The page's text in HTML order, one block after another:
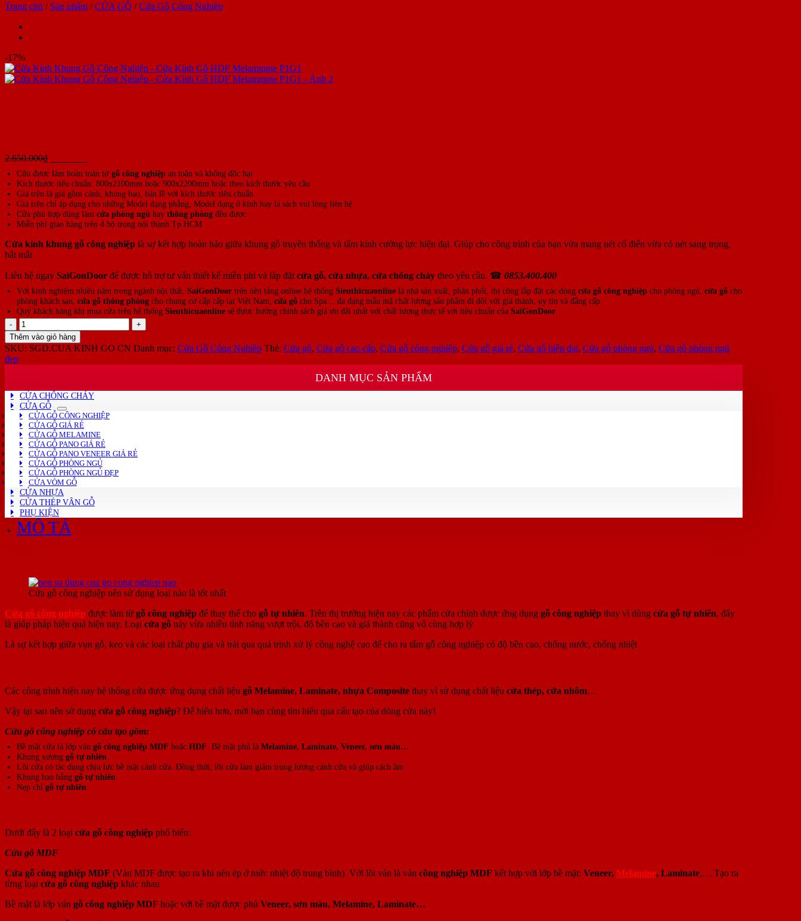
Trang chủ / Sản phẩm / CỬA GỖ / Cửa Gỗ Công Nghiệp
-17%
2.650.000₫
gốc
là:
2.650.000₫.
hiện
tại
là:
2.200.000₫.
Cửa được làm hoàn toàn từ gỗ công nghiệp an toàn và không độc hại
Kích thước tiêu chuẩn: 800x2100mm hoặc 900x2200mm hoặc theo kích thước yêu cầu
Giá trên là giá gồm cánh, khung bao, bản lề với kích thước tiêu chuẩn
Giá trên chỉ áp dụng cho những Model dạng phẳng, Model dạng ô kính hay lá sách vui lòng liên hệ
Cửa phù hợp dùng làm cửa phòng ngủ hay thông phòng đều được
Miễn phí giao hàng trên 4 bộ trong nội thành Tp.HCM
Cửa kính khung gỗ công nghiệp là sự kết hợp hoàn hảo giữa khung gỗ truyền thống và tấm kính cường lực hiện đại. Giúp cho công trình của bạn vừa mang nét cổ điển vừa có nét sang trọng,
bắt mắt
Liên hệ ngay SaiGonDoor để được hỗ trợ tư vấn thiết kế miễn phí và lắp đặtcửa gỗ, cửa nhựa, cửa chống cháy theo yêu cầu. ☎ 0853.400.400
Với kinh nghiệm nhiều năm trong ngành nội thất, SaiGonDoor trên nền tảng online hệ thống Sieuthicuaonline là nhà sản xuất, phân phối, thi công lắp đặt các dòng cửa gỗ công nghiệp cho phòng ngủ, cửa gỗ cho
phòng khách sạn, cửa gỗ thông phòng cho chung cư cấp cấp tại Việt Nam, cửa gỗ cho Spa… đa dạng mẫu mã chất lượng sản phẩm đi đôi với giá thành, uy tín và đẳng cấp.
Quý khách hàng khi mua cửa trên hệ thống Sieuthicuaonline sẽ được hướng chính sách giá ưu đãi nhất với chất lượng thực tế với tiêu chuẩn của SaiGonDoor.
Cửa
Kính
Khung
Gỗ
Công
Cửa
Kính
Gỗ
HDF
Melammine
P1G1
số
lượng
Thêm vào giỏ hàng
SKU: SGD.CUA KINH GO CN Danh mục: Cửa Gỗ Công Nghiệp Thẻ: Cửa gỗ, Cửa gỗ cao cấp, Cửa gỗ công nghiệp, Cửa gỗ giá rẻ, Cửa gỗ hiện đại, Cửa gỗ phòng ngủ, Cửa gỗ phòng ngủ
đẹp
DANH MỤC SẢN PHẨM
CỬA CHỐNG CHÁY
CỬA GỖ
CỬA GỖ CÔNG NGHIỆP
CỬA GỖ GIÁ RẺ
CỬA GỖ MELAMINE
CỬA GỖ PANO GIÁ RẺ
CỬA GỖ PANO VENEER GIÁ RẺ
CỬA GỖ PHÒNG NGỦ
CỬA GỖ PHÒNG NGỦ ĐẸP
CỬA VÒM GỖ
CỬA NHỰA
CỬA THÉP VÂN GỖ
PHỤ KIỆN
MÔ TẢ
Cửa gỗ công nghiệp nên sử dụng loại nào là tốt nhất
Cửa gỗ công nghiệp được làm từ gỗ công nghiệp để thay thế cho gỗ tự nhiên. Trên thị trường hiện nay các phẩm cửa chính được ứng dụng gỗ công nghiệp thay vì dùng cửa gỗ tự nhiên, đây
là giúp pháp hiệu quả hiện nay. Loại cửa gỗ này vừa nhiều tính năng vượt trội, độ bền cao và giá thành cũng vô cùng hợp lý
Là sự kết hợp giữa vụn gỗ, keo và các loại chất phụ gia và trải qua quá trình xử lý công nghệ cao để cho ra tấm gỗ công nghiệp có độ bền cao, chống nước, chống nhiệt
Các công trình hiện nay hệ thống cửa được ứng dụng chất liệu gỗ Melamine, Laminate, nhựa Composite thay vì sử dụng chất liệu cửa thép, cửa nhôm…
Vậy tại sao nên sử dụng cửa gỗ công nghiệp? Để hiểu hơn, mời bạn cùng tìm hiểu qua cấu tạo của dòng cửa này!
Cửa gỗ công nghiệp có cấu tạo gồm:
Bề mặt cửa là lớp ván gỗ công nghiệp MDF hoặc HDF . Bề mặt phủ là Melamine, Laminate, Veneer, sơn màu…
Khung xương gỗ tự nhiên
Lõi cửa có tác dụng chịu lực bề mặt cánh cửa. Đồng thời, lõi cửa làm giảm trọng lượng cánh cửa và giúp cách âm
Khung bao bằng gỗ tự nhiên
Nẹp chỉ gỗ tự nhiên
Dưới đây là 2 loại cửa gỗ công nghiệp phổ biến:
Cửa gỗ MDF
Cửa gỗ công nghiệp MDF (Ván MDF được tạo ra khi nén ép ở mức nhiệt độ trung bình). Với lõi ván là ván công nghiệp MDF kết hợp với lớp bề mặt: Veneer, Melamine, Laminate,… Tạo ra
từng loại cửa gỗ công nghiệp khác nhau
Bề mặt là lớp ván gỗ công nghiệp MDF hoặc với bề mặt được phủ Veneer, sơn màu, Melamine, Laminate…